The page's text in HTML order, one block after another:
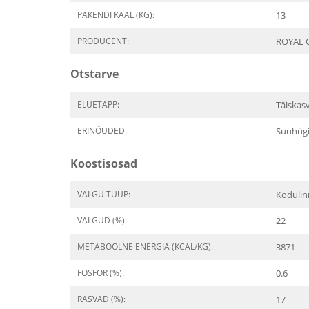
PAKENDI KAAL (KG): 13
PRODUCENT: ROYAL
Otstarve
ELUETAPP:
ERINÕUDED:
Koostisosad
VALGU TÜÜP:
VALGUD (%): 22
METABOOLNE ENERGIA (KCAL/KG): 3871
FOSFOR (%): 0.6
RASVAD (%): 17